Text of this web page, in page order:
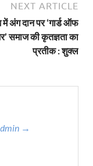
NEXT ARTICLE
अंग दान पर ‘गार्ड ऑफ
समाज की कृतज्ञता का
प्रतीक : शुक्ल
→